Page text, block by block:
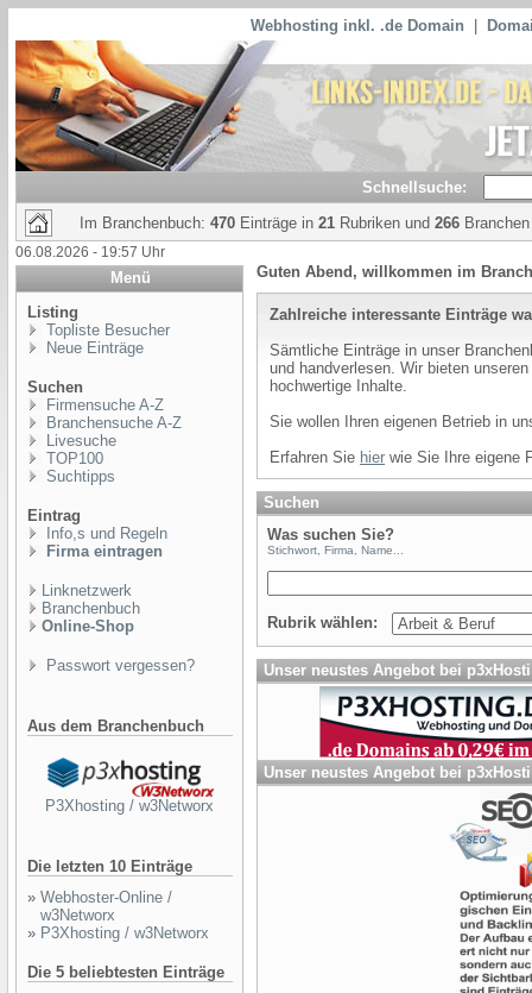
Webhosting inkl. .de Domain
Schnellsuche:
Im Branchenbuch: 470 Einträge in 21 Rubriken und 266 Branchen
06.08.2026 - 19:57 Uhr
Menü
Listing
Topliste Besucher
Neue Einträge
Suchen
Firmensuche A-Z
Branchensuche A-Z
Livesuche
TOP100
Suchtipps
Eintrag
Info,s und Regeln
Firma eintragen
Linknetzwerk
Branchenbuch
Online-Shop
Passwort vergessen?
Aus dem Branchenbuch
P3Xhosting / w3Networx
Die letzten 10 Einträge
» Webhoster-Online /
w3Networx
» P3Xhosting / w3Networx
Die 5 beliebtesten Einträge
Guten Abend, willkommen im
Zahlreiche interessante Einträge
Sämtliche Einträge in unser
und handverlesen. Wir bieten
hochwertige Inhalte.
Sie wollen Ihren eigenen Betrieb in
Erfahren Sie hier wie Sie Ihre eigene
Suchen
Was suchen Sie?
Stichwort, Firma, Name...
Rubrik wählen:
Unser neustes Angebot bei
Unser neustes Angebot bei